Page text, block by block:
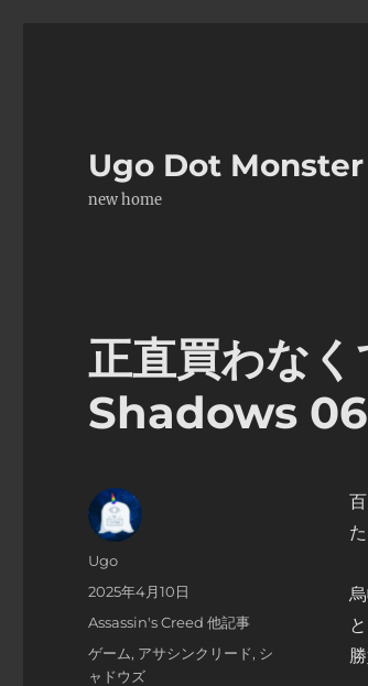
Ugo Dot Monster
new home
正直買わな
Shadows 06
投
Ugo
投
2025年4月10日
カ
テ
Assassin's Creed 他記事
タ
グ
ゲーム, アサシンクリード, シ
ャドウズ